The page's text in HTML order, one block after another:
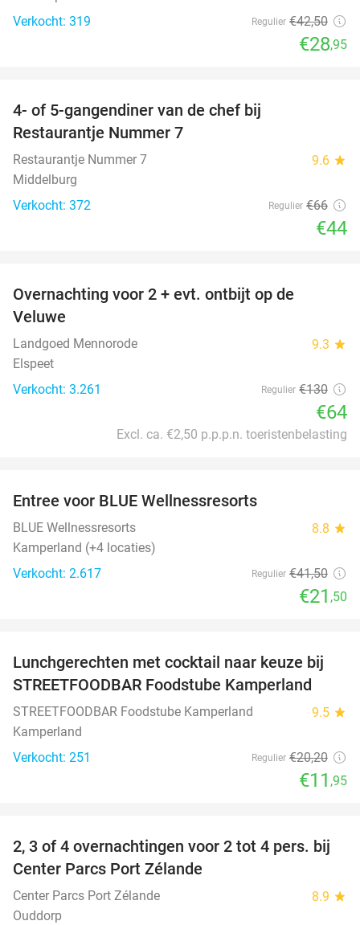
Verkocht: 319
Regulier €42,50
€28,95
4- of 5-gangendiner van de chef bij
Restaurantje Nummer 7
Restaurantje Nummer 7 9.6 star
Middelburg
Verkocht: 372
Regulier €66
€44
Overnachting voor 2 + evt. ontbijt op de
Veluwe
Landgoed Mennorode 9.3 star
Elspeet
Verkocht: 3.261
Regulier €130
€64
Excl. ca. €2,50 p.p.p.n. toeristenbelasting
Entree voor BLUE Wellnessresorts
BLUE Wellnessresorts 8.8 star
Kamperland (+4 locaties)
Verkocht: 2.617
Regulier €41,50
€21 ,50
41%
Lunchgerechten met cocktail naar keuze bij
STREETFOODBAR Foodstube Kamperland
STREETFOODBAR Foodstube Kamperland 9.5 star
Kamperland
Verkocht: 251
Regulier €20,20
€11 ,95
17%
2, 3 of 4 overnachtingen voor 2 tot 4 pers. bij
Center Parcs Port Zélande
Center Parcs Port Zélande 8.9 star
Ouddorp